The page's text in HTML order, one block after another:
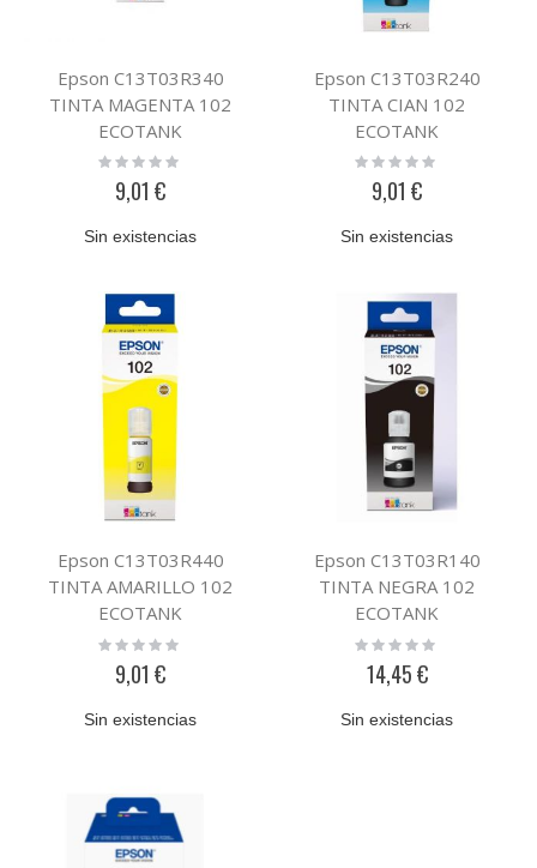
Epson C13T03R340
TINTA MAGENTA 102
ECOTANK
Rating:
9,01 €
Sin existencias
Epson C13T03R240
TINTA CIAN 102
ECOTANK
Rating:
9,01 €
Sin existencias
Epson C13T03R440
TINTA AMARILLO 102
ECOTANK
Rating:
9,01 €
Sin existencias
Epson C13T03R140
TINTA NEGRA 102
ECOTANK
Rating:
14,45 €
Sin existencias